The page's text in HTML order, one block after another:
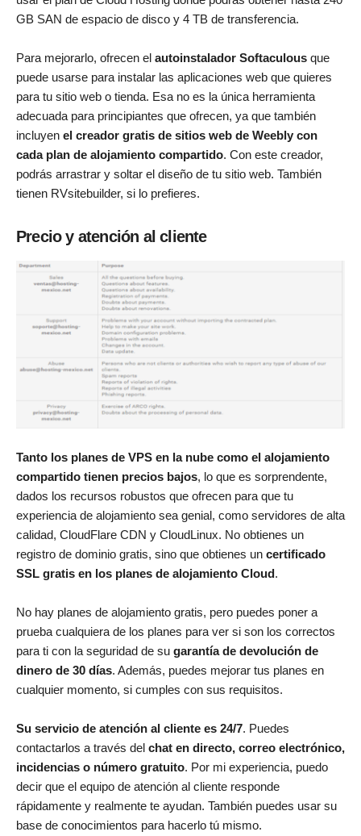
GB SAN de espacio de disco y 4 TB de transferencia.
Para mejorarlo, ofrecen el autoinstalador Softaculous que
puede usarse para instalar las aplicaciones web que quieres
para tu sitio web o tienda. Esa no es la única herramienta
adecuada para principiantes que ofrecen, ya que también
incluyen el creador gratis de sitios web de Weebly con
cada plan de alojamiento compartido. Con este creador,
podrás arrastrar y soltar el diseño de tu sitio web. También
tienen RVsitebuilder, si lo prefieres.
Precio y atención al cliente
Tanto los planes de VPS en la nube como el alojamiento
compartido tienen precios bajos, lo que es sorprendente,
dados los recursos robustos que ofrecen para que tu
experiencia de alojamiento sea genial, como servidores de alta
calidad, CloudFlare CDN y CloudLinux. No obtienes un
registro de dominio gratis, sino que obtienes un certificado
SSL gratis en los planes de alojamiento Cloud.
No hay planes de alojamiento gratis, pero puedes poner a
prueba cualquiera de los planes para ver si son los correctos
para ti con la seguridad de su garantía de devolución de
dinero de 30 días. Además, puedes mejorar tus planes en
cualquier momento, si cumples con sus requisitos.
Su servicio de atención al cliente es 24/7. Puedes
contactarlos a través del chat en directo, correo electrónico,
incidencias o número gratuito. Por mi experiencia, puedo
decir que el equipo de atención al cliente responde
rápidamente y realmente te ayudan. También puedes usar su
base de conocimientos para hacerlo tú mismo.